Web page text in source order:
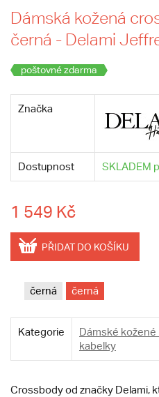
Dámská kožená
černá - Delami
poštovné zdarma
Značka
Dostupnost SKLADEM
1 549 Kč
PŘIDAT DO KOŠÍKU
černá černá
Kategorie Dámské kožené
kabelky
Crossbody od značky Delami,